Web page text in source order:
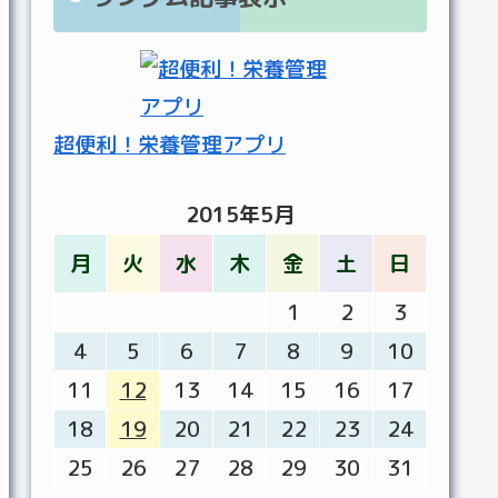
超便利！栄養管理アプリ
2015年5月
月
火 水 木 金 土
日
1
2
3
4
5 6 7 8 9
10
11
12 13 14 15 16
17
18
19 20 21 22 23
24
25
26 27 28 29 30 31